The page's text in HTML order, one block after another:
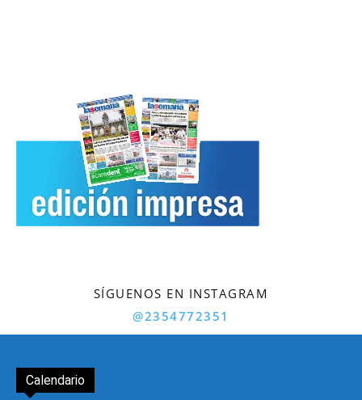
SÍGUENOS EN INSTAGRAM
@2354772351
Calendario